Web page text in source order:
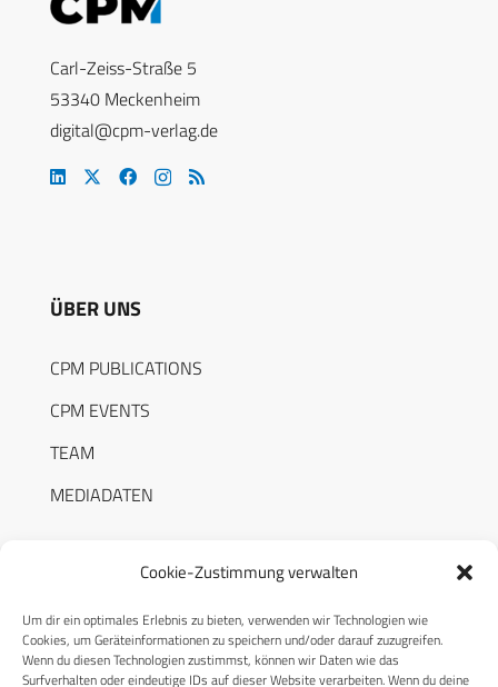
Cookie-Zustimmung verwalten
Um dir ein optimales Erlebnis zu bieten, verwenden wir Technologien wie
Cookies, um Geräteinformationen zu speichern und/oder darauf zuzugreifen.
Wenn du diesen Technologien zustimmst, können wir Daten wie das
Surfverhalten oder eindeutige IDs auf dieser Website verarbeiten. Wenn du deine
Carl-Zeiss-Straße 5
53340 Meckenheim
digital@cpm-verlag.de
ÜBER UNS
CPM PUBLICATIONS
CPM EVENTS
TEAM
MEDIADATEN
RECHTLICHES